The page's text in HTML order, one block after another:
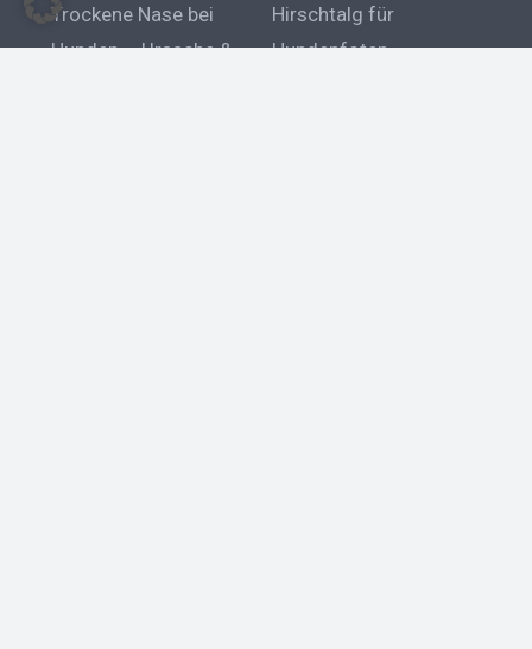
Trockene Nase bei
Hunden – Ursache &
Hirschtalg für
Hundepfoten